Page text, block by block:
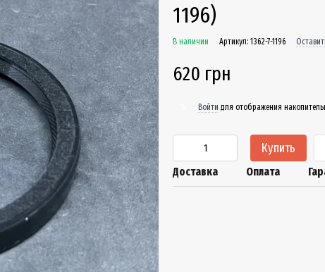
1196)
В наличии Артикул: 1362-7-1196
620 грн
Войти для отображения
Купить
Доставка Оплата